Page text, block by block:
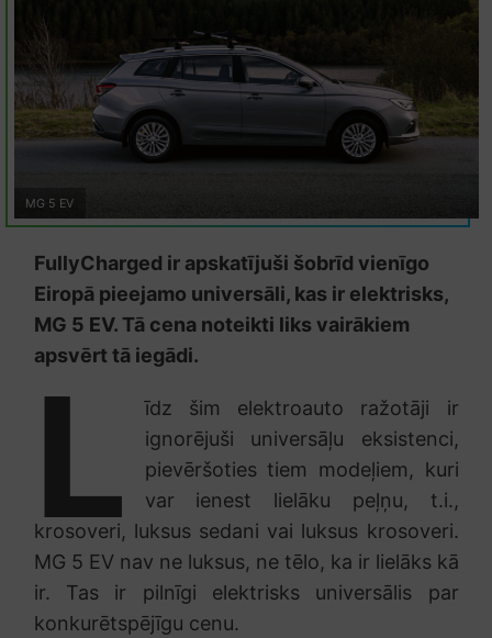
MG 5 EV
FullyCharged ir apskatījuši šobrīd vienīgo
Eiropā pieejamo universāli, kas ir elektrisks,
MG 5 EV. Tā cena noteikti liks vairākiem
apsvērt tā iegādi.
L
īdz šim elektroauto ražotāji ir
ignorējuši universāļu eksistenci,
pievēršoties tiem modeļiem, kuri
var ienest lielāku peļņu, t.i.,
krosoveri, luksus sedani vai luksus krosoveri.
MG 5 EV nav ne luksus, ne tēlo, ka ir lielāks kā
ir. Tas ir pilnīgi elektrisks universālis par
konkurētspējīgu cenu.